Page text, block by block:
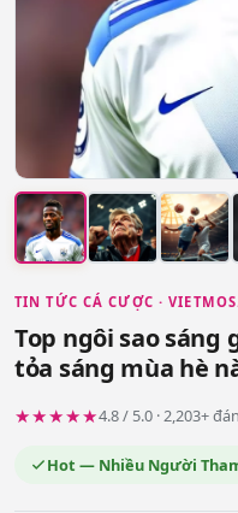
TIN TỨC CÁ CƯỢC ·
Top ngôi sao
tỏa sáng mùa hè
★★★★★4.8 / 5.0 · 2,203+
Hot — Nhiều Người